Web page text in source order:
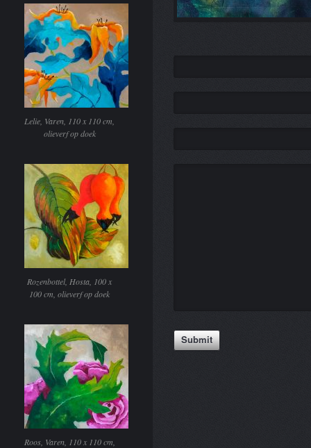
Lelie, Varen, 110 x 110 cm,
olieverf op doek
Rozenbottel, Hosta, 100 x
100 cm, olieverf op doek
Roos, Varen, 110 x 110 cm,